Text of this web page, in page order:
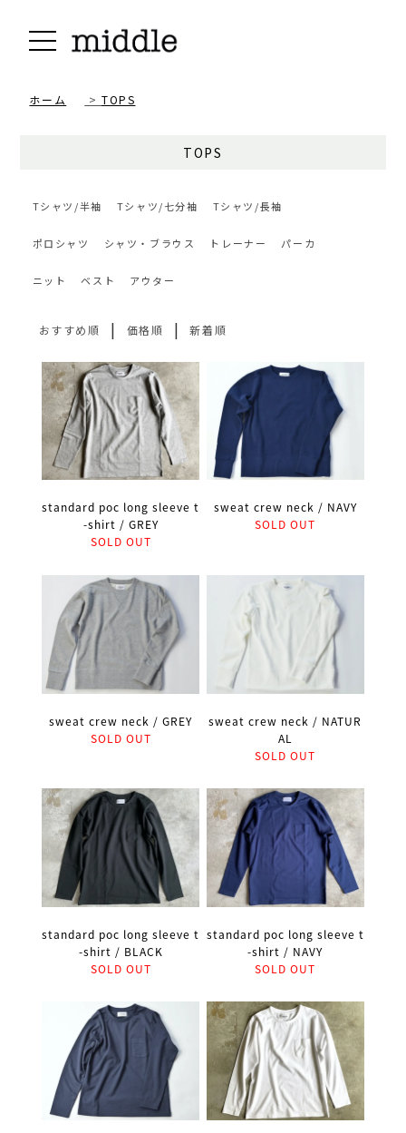
ホーム >TOPS
TOPS
Tシャツ/半袖 Tシャツ/七分袖 Tシャツ/長袖
ポロシャツ シャツ・ブラウス トレーナー パーカ
ニット ベスト アウター
おすすめ順 | 価格順 |新着順
standard poc long sleeve t
-shirt / GREY
SOLD OUT
sweat crew neck / NAVY
SOLD OUT
sweat crew neck / GREY
SOLD OUT
sweat crew neck / NATUR
AL
SOLD OUT
standard poc long sleeve t
-shirt / BLACK
SOLD OUT
standard poc long sleeve t
-shirt / NAVY
SOLD OUT